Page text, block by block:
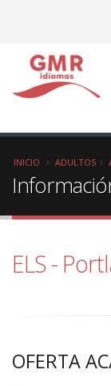
INICIO ADULTOS
ELS -
OFERTA